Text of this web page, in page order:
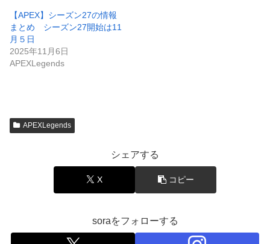
【APEX】シーズン27の情報
まとめ シーズン27開始は11
月５日
2025年11月6日
APEXLegends
APEXLegends
シェアする
X コピー
soraをフォローする